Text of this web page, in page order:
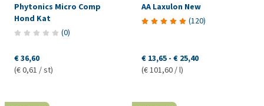
Phytonics Micro Comp
Hond Kat
(0)
€ 36,60
(€ 0,61 / st)
AA Laxulon New
(120)
€ 13,65 - € 25,40
(€ 101,60 / l)